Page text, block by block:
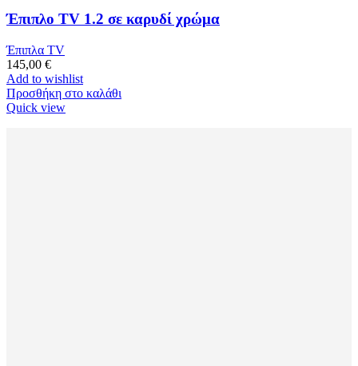
Έπιπλο TV 1.2 σε καρυδί χρώμα
Έπιπλα TV
145,00 €
Add to wishlist
Προσθήκη στο καλάθι
Quick view